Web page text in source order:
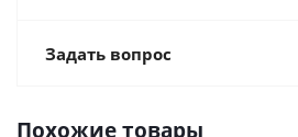
Задать вопрос
Похожие товары